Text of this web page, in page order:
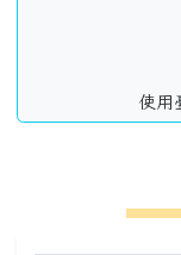
使用